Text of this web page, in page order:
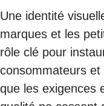
Une identité
marques et les
rôle clé pour
consommateurs
que les exigences